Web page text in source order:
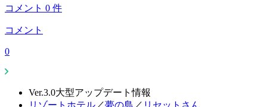
コメント 0 件
コメント
0
Ver.3.0大型アップデート情報
リゾートホテル／夢の島 ／ リセットさん